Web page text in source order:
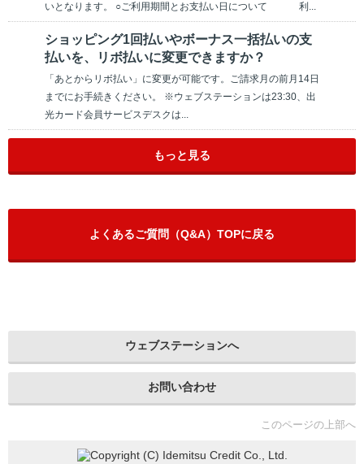
いとなります。 ○ご利用期間とお支払い日について 利...
ショッピング1回払いやボーナス一括払いの支
払いを、リボ払いに変更できますか？
「あとからリボ払い」に変更が可能です。ご請求月の前月14日
までにお手続きください。 ※ウェブステーションは23:30、出
光カード会員サービスデスクは...
もっと見る
よくあるご質問（Q&A）TOPに戻る
ウェブステーションへ
お問い合わせ
このページの上部へ